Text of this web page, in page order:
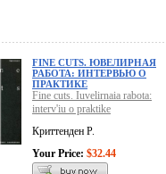
FINE CUTS. ЮВЕЛИРНАЯ
РАБОТА: ИНТЕРВЬЮ О
ПРАКТИКЕ
Fine cuts. Iuvelirnaia rabota:
interv'iu o praktike
Криттенден Р.
Your Price: $32.44